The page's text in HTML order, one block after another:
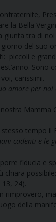
la Bella
tra di
del suo
e
Sono
carissimi.
amore per
Mamma
tempo il
cadenti e le
fiducia e
possibile:
13, 24).
della